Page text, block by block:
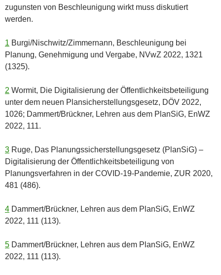
zugunsten von Beschleunigung wirkt muss diskutiert
werden.
1 Burgi/Nischwitz/Zimmernann, Beschleunigung bei
Planung, Genehmigung und Vergabe, NVwZ 2022, 1321
(1325).
2 Wormit, Die Digitalisierung der Öffentlichkeitsbeteiligung
unter dem neuen Plansicherstellungsgesetz, DÖV 2022,
1026; Dammert/Brückner, Lehren aus dem PlanSiG, EnWZ
2022, 111.
3 Ruge, Das Planungssicherstellungsgesetz (PlanSiG) –
Digitalisierung der Öffentlichkeitsbeteiligung von
Planungsverfahren in der COVID-19-Pandemie, ZUR 2020,
481 (486).
4 Dammert/Brückner, Lehren aus dem PlanSiG, EnWZ
2022, 111 (113).
5 Dammert/Brückner, Lehren aus dem PlanSiG, EnWZ
2022, 111 (113).